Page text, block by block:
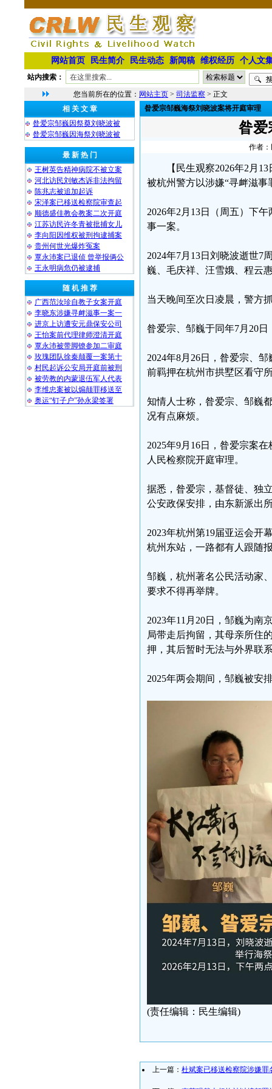
网站首页 民生简介 民生动态 新闻稿 维权经历 个人文
站内搜索：
您当前所在的位置： 网站主页 > 司法监察 > 正文
相 关 文 章
昝爱宗邹巍因祭奠刘晓波被
昝爱宗邹巍因海祭刘晓波被
最 新 热 门
王树英告精神病院不被立案
河北访民刘敏杰诉非法拘留
陈兆志被追加起诉
宋泽案已移送检察院审查起
顺德盛佳教会教案二次开庭
江苏访民许冬青被批捕女儿
李向阳因维权被刑拘逮捕案
贵州何世光爆炸冤案
覃永沛案已退侦 曾举报俩公
王永明病危仍被逮捕
随 机 推 荐
广西范汝珍自教子女案开庭
李晓东涉嫌寻衅滋事一案一
进京上访遭安元鼎保安公司
王怡案前代理律师澄清开庭
覃永沛被带脚镣参加二审庭
玫瑰团队徐秦颠覆一案第十
村民起诉公安局开庭前被刑
被劳教的内蒙退伍军人代表
李维忠案被以煽颠罪移送至
奥运“钉子户”孙永梁签署
昝爱宗邹巍海祭刘晓波案将开庭审理
昝爱
作者：
【民生观察2026年2月
被杭州警方以涉嫌“寻衅滋
2026年2月13日（周五）下
事一案。
2024年7月13日刘晓波逝世7
巍、毛庆祥、汪雪娥、程云
当天晚间至次日凌晨，警方
昝爱宗、邹巍于同年7月20
2024年8月26日，昝爱宗、
前羁押在杭州市拱墅区看守
知情人士称，昝爱宗、邹巍
况有点麻烦。
2025年9月16日，昝爱宗案
人民检察院开庭审理。
据悉，昝爱宗，基督徒、独
公安政保安排，由东新派出
2023年杭州第19届亚运会开
杭州东站，一路都有人跟随
邹巍，杭州著名公民活动家
要求不得再举牌。
2023年11月20日，邹巍为南
局带走后拘留，其母亲所住
押，其后暂时无法与外界联
2025年两会期间，邹巍被安
(责任编辑：民生编辑)
上一篇： 杜斌案已移送检察院涉嫌罪